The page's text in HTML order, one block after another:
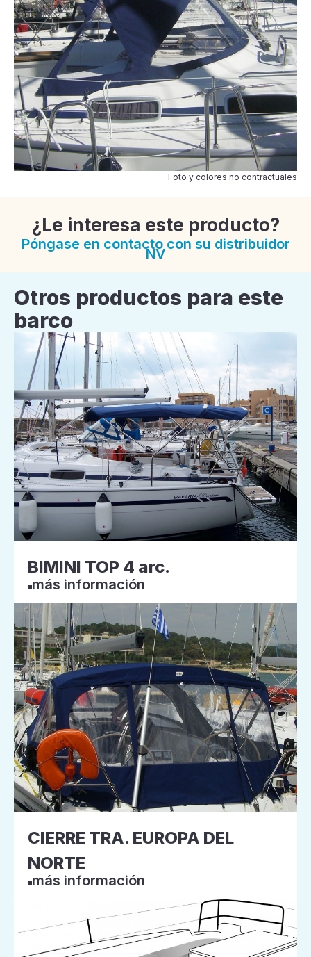
Foto y colores no contractuales
¿Le interesa este producto?
Póngase en contacto con su distribuidor
NV
Otros productos para este
barco
BIMINI TOP 4 arc.
más información
CIERRE TRA. EUROPA DEL
NORTE
más información